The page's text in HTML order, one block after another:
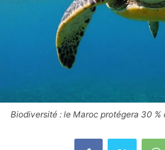
Biodiversité : le Maroc protégera 30 %